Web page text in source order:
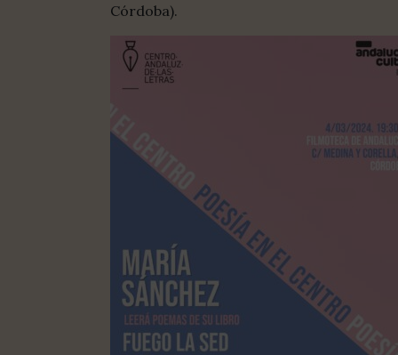
Córdoba).